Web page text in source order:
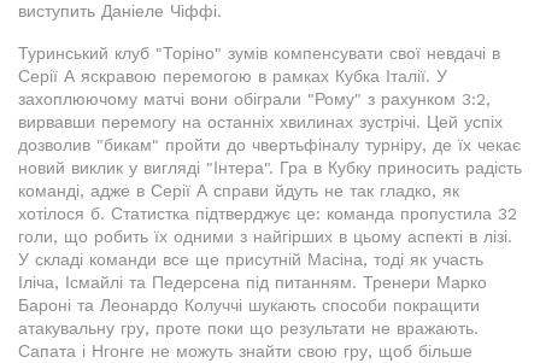
виступить Даніеле Чіффі.
Туринський клуб "Торіно" зумів компенсувати свої невдачі в
Серії А яскравою перемогою в рамках Кубка Італії. У
захоплюючому матчі вони обіграли "Рому" з рахунком 3:2,
вирвавши перемогу на останніх хвилинах зустрічі. Цей успіх
дозволив "бикам" пройти до чвертьфіналу турніру, де їх чекає
новий виклик у вигляді "Інтера". Гра в Кубку приносить радість
команді, адже в Серії А справи йдуть не так гладко, як
хотілося б. Статистка підтверджує це: команда пропустила 32
голи, що робить їх одними з найгірших в цьому аспекті в лізі.
У складі команди все ще присутній Масіна, тоді як участь
Іліча, Ісмайлі та Педерсена під питанням. Тренери Марко
Бароні та Леонардо Колуччі шукають способи покращити
атакувальну гру, проте поки що результати не вражають.
Сапата і Нгонге не можуть знайти свою гру, щоб більше